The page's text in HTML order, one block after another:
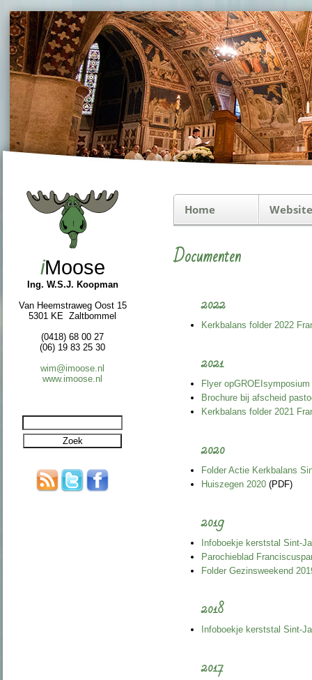
iMoose
Ing. W.S.J. Koopman
Van Heemstraweg Oost 15
5301 KE Zaltbommel
(0418) 68 00 27
(06) 19 83 25 30
wim@imoose.nl
www.imoose.nl
Home
Documenten
2022
Kerkbalans folder 2022
2021
Flyer opGROEIsymposium
Brochure bij afscheid
Kerkbalans folder 2021
2020
Folder Actie Kerkbalans
Huiszegen 2020 (PDF)
2019
Infoboekje kerststal Sint-
Parochieblad
Folder Gezinsweekend
2018
Infoboekje kerststal Sint-
2017